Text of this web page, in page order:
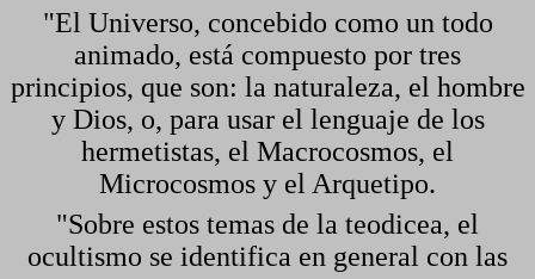
"El Universo, concebido como un todo
animado, está compuesto por tres
principios, que son: la naturaleza, el hombre
y Dios, o, para usar el lenguaje de los
hermetistas, el Macrocosmos, el
Microcosmos y el Arquetipo.
"Sobre estos temas de la teodicea, el
ocultismo se identifica en general con las